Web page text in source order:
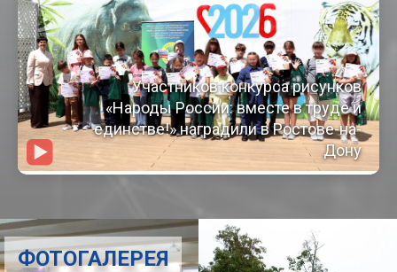
Участников конкурса рисунков
«Народы России: вместе в труде и
единстве!» наградили в Ростове-на-
Дону
ФОТОГАЛЕРЕЯ